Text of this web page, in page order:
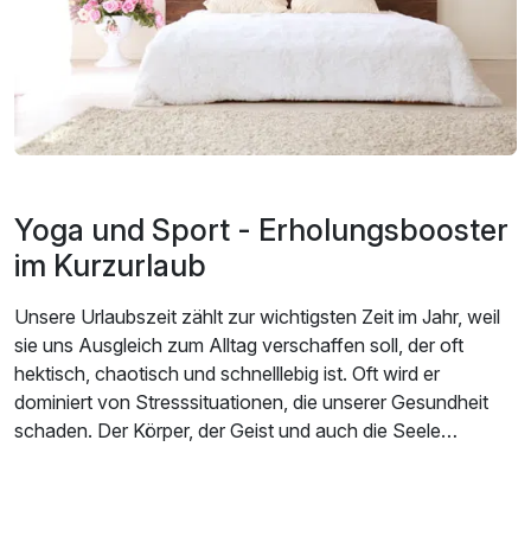
Yoga und Sport - Erholungsbooster
im Kurzurlaub
Unsere Urlaubszeit zählt zur wichtigsten Zeit im Jahr, weil
sie uns Ausgleich zum Alltag verschaffen soll, der oft
hektisch, chaotisch und schnelllebig ist. Oft wird er
dominiert von Stresssituationen, die unserer Gesundheit
schaden. Der Körper, der Geist und auch die Seele